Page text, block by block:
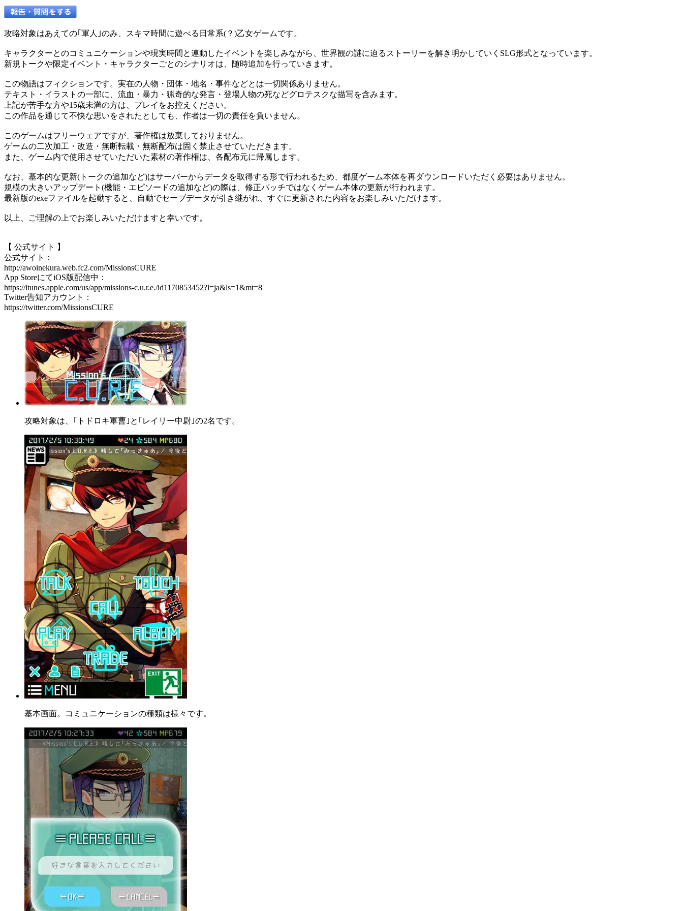
攻略対象はあえての｢軍人｣のみ、スキマ時間に遊べる日常系(？)乙女ゲームです。
キャラクターとのコミュニケーションや現実時間と連動したイベントを楽しみながら、世界観の謎に迫るストーリーを解き明かしていくSLG形式となっています。
新規トークや限定イベント・キャラクターごとのシナリオは、随時追加を行っていきます。
この物語はフィクションです。実在の人物・団体・地名・事件などとは一切関係ありません。
テキスト・イラストの一部に、流血・暴力・猟奇的な発言・登場人物の死などグロテスクな描写を含みます。
上記が苦手な方や15歳未満の方は、プレイをお控えください。
この作品を通じて不快な思いをされたとしても、作者は一切の責任を負いません。
このゲームはフリーウェアですが、著作権は放棄しておりません。
ゲームの二次加工・改造・無断転載・無断配布は固く禁止させていただきます。
また、ゲーム内で使用させていただいた素材の著作権は、各配布元に帰属します。
なお、基本的な更新(トークの追加など)はサーバーからデータを取得する形で行われるため、都度ゲーム本体を再ダウンロードいただく必要はありません。
規模の大きいアップデート(機能・エピソードの追加など)の際は、修正パッチではなくゲーム本体の更新が行われます。
最新版のexeファイルを起動すると、自動でセーブデータが引き継がれ、すぐに更新された内容をお楽しみいただけます。
以上、ご理解の上でお楽しみいただけますと幸いです。
【 公式サイト 】
公式サイト：
http://awoinekura.web.fc2.com/MissionsCURE
App StoreにてiOS版配信中：
https://itunes.apple.com/us/app/missions-c.u.r.e./id1170853452?l=ja&ls=1&mt=8
Twitter告知アカウント：
https://twitter.com/MissionsCURE
攻略対象は、｢トドロキ軍曹｣と｢レイリー中尉｣の2名です。
基本画面。コミュニケーションの種類は様々です。